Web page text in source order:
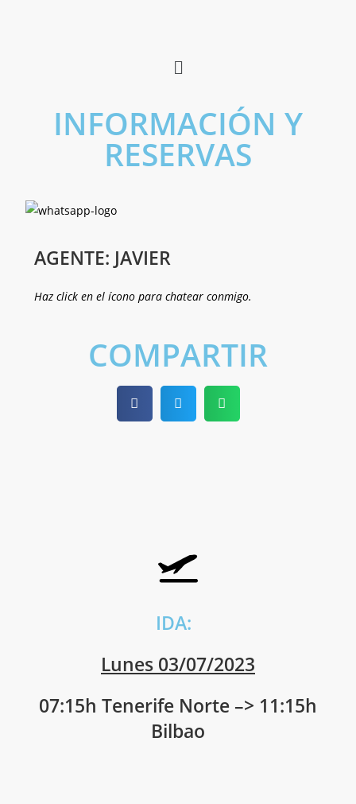
INFORMACIÓN Y
RESERVAS
AGENTE: JAVIER
Haz click en el ícono para chatear conmigo.
COMPARTIR
IDA:
Lunes 03/07/2023
07:15h Tenerife Norte –> 11:15h
Bilbao